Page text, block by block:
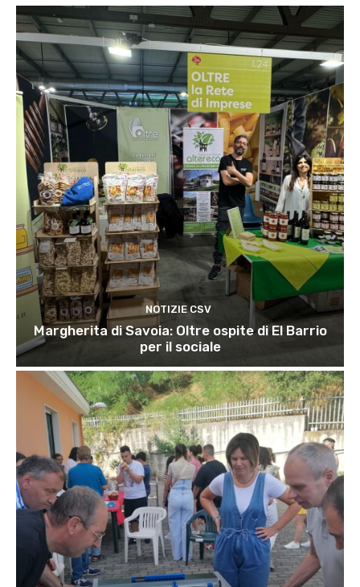
NOTIZIE CSV
Margherita di Savoia: Oltre ospite di El Barrio
per il sociale